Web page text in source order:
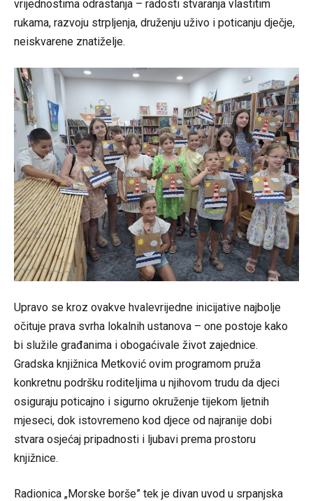
vrijednostima odrastanja – radosti stvaranja vlastitim
rukama, razvoju strpljenja, druženju uživo i poticanju dječje,
neiskvarene znatiželje.
Upravo se kroz ovakve hvalevrijedne inicijative najbolje
očituje prava svrha lokalnih ustanova – one postoje kako
bi služile građanima i obogaćivale život zajednice.
Gradska knjižnica Metković ovim programom pruža
konkretnu podršku roditeljima u njihovom trudu da djeci
osiguraju poticajno i sigurno okruženje tijekom ljetnih
mjeseci, dok istovremeno kod djece od najranije dobi
stvara osjećaj pripadnosti i ljubavi prema prostoru
knjižnice.
Radionica „Morske borše” tek je divan uvod u srpanjska